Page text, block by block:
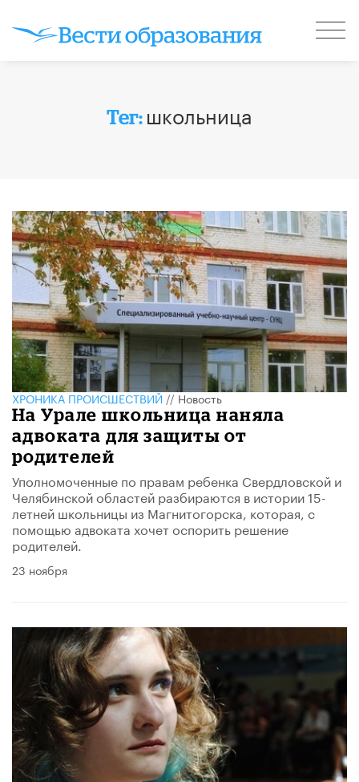
Тег: школьница
ХРОНИКА ПРОИСШЕСТВИЙ//Новость
На Урале школьница наняла
адвоката для защиты от
родителей
Уполномоченные по правам ребенка Свердловской и
Челябинской областей разбираются в истории 15-
летней школьницы из Магнитогорска, которая, с
помощью адвоката хочет оспорить решение
родителей.
23 ноября